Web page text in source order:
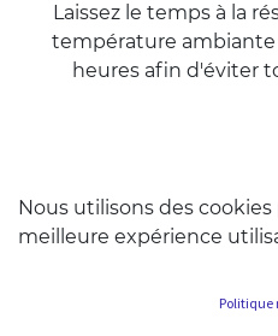
Laissez le temps à la
température
heures afin d'éviter
Nous utilisons des
meilleure expérience
Politique